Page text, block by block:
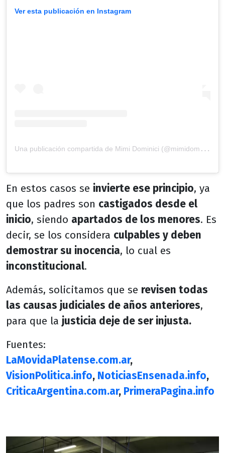
Ver esta publicación en Instagram
U
na publicación compartida de Mimi Dominici (@mimidominici)
En estos casos se invierte ese principio, ya
que los padres son castigados desde el
inicio, siendo apartados de los menores. Es
decir, se los considera culpables y deben
demostrar su inocencia, lo cual es
inconstitucional.
Además, solicitamos que se revisen todas
las causas judiciales de años anteriores,
para que la justicia deje de ser injusta.
Fuentes:
LaMovidaPlatense.com.ar,
VisionPolitica.info, NoticiasEnsenada.info,
CriticaArgentina.com.ar, PrimeraPagina.info